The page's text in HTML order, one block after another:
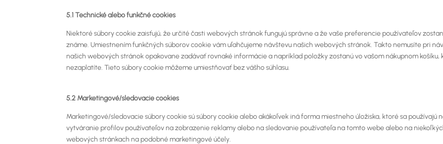
5.1 Technické alebo funkčné cookies
Niektoré súbory cookie zaisťujú, že určité časti webových stránok fungujú správne a že vaše preferencie používateľov
známe. Umiestnením funkčných súborov cookie vám uľahčujeme návštevu našich webových stránok. Takto nemusíte pri
našich webových stránok opakovane zadávať rovnaké informácie a napríklad položky zostanú vo vašom nákupnom košíku,
nezaplatíte. Tieto súbory cookie môžeme umiestňovať bez vášho súhlasu.
5.2 Marketingové/sledovacie cookies
Marketingové/sledovacie súbory cookie sú súbory cookie alebo akákoľvek iná forma miestneho úložiska, ktoré sa používajú
vytváranie profilov používateľov na zobrazenie reklamy alebo na sledovanie používateľa na tomto webe alebo na
webových stránkach na podobné marketingové účely.